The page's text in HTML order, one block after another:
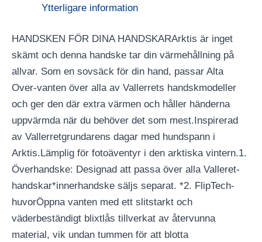
Ytterligare information
HANDSKEN FÖR DINA HANDSKARArktis är inget
skämt och denna handske tar din värmehållning på
allvar. Som en sovsäck för din hand, passar Alta
Over-vanten över alla av Vallerrets handskmodeller
och ger den där extra värmen och håller händerna
uppvärmda när du behöver det som mest.Inspirerad
av Vallerretgrundarens dagar med hundspann i
Arktis.Lämplig för fotoäventyr i den arktiska vintern.1.
Överhandske: Designad att passa över alla Valleret-
handskar*innerhandske säljs separat. *2. FlipTech-
huvorÖppna vanten med ett slitstarkt och
väderbeständigt blixtlås tillverkat av återvunna
material, vik undan tummen för att blotta